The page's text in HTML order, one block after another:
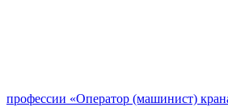
профессии «Оператор (машинист)